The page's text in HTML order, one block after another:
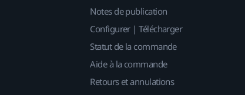
Notes de publication
Configurer | Télécharger
Statut de la commande
Aide à la commande
Retours et annulations